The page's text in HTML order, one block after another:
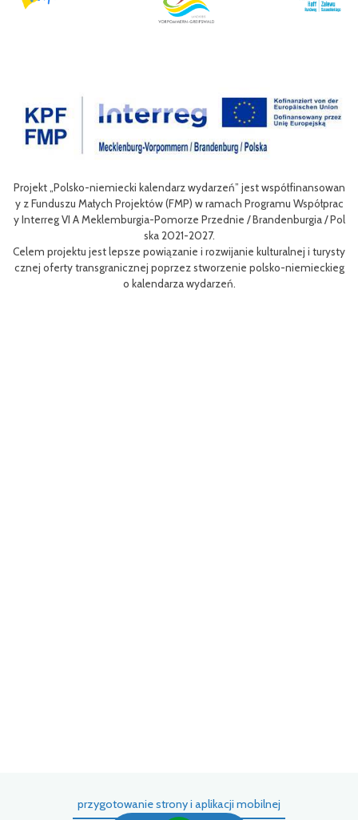
Współprac
/ Pol
i turysty
niemieckieg
Celem III Polsko-Niemieckich Dni Turystyki Rowerowej jest
nie oferty turystycznej oraz ułatwienie transgranicznego
niej dla mieszkańców obszaru Euroregionu Pomerania jak i
w odwiedzających region.
Efektem planowanych działań jest przybliżenie zwykłym
m rowerów możliwości różnych tras oraz miejsc do
aangażowanie prawdziwych rowerowych pasjonatów w
przygotowanie strony i aplikacji mobilnej